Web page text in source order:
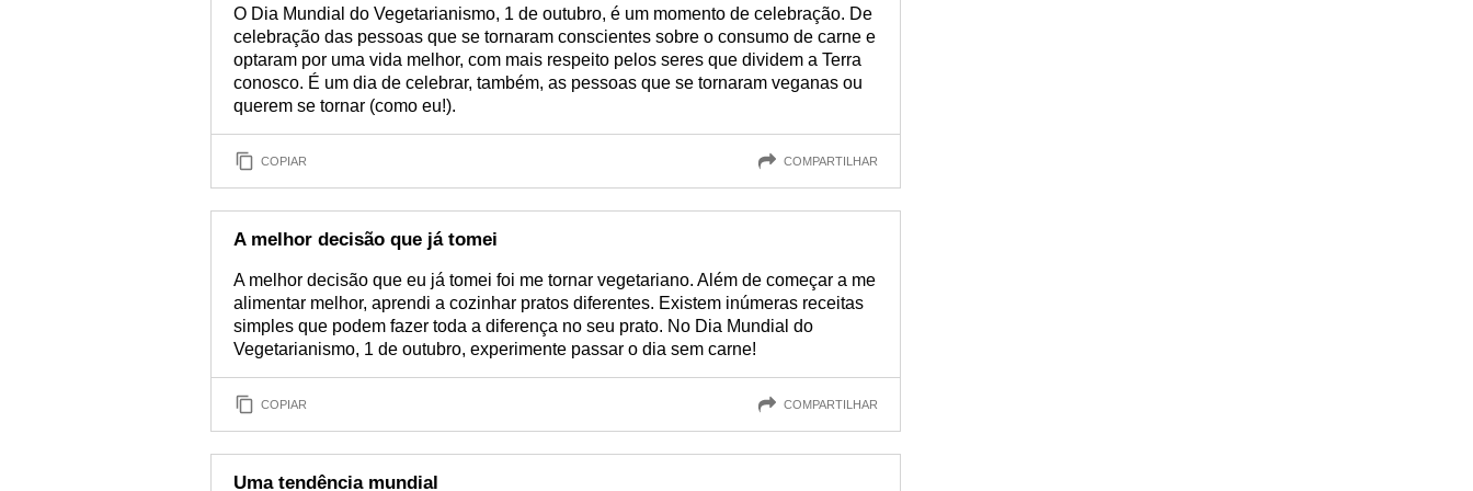
O Dia Mundial do Vegetarianismo, 1 de outubro, é um momento de celebração. De
celebração das pessoas que se tornaram conscientes sobre o consumo de carne e
optaram por uma vida melhor, com mais respeito pelos seres que dividem a Terra
conosco. É um dia de celebrar, também, as pessoas que se tornaram veganas ou
querem se tornar (como eu!).
COPIAR COMPARTILHAR
A melhor decisão que já tomei
A melhor decisão que eu já tomei foi me tornar vegetariano. Além de começar a me
alimentar melhor, aprendi a cozinhar pratos diferentes. Existem inúmeras receitas
simples que podem fazer toda a diferença no seu prato. No Dia Mundial do
Vegetarianismo, 1 de outubro, experimente passar o dia sem carne!
COPIAR COMPARTILHAR
Uma tendência mundial